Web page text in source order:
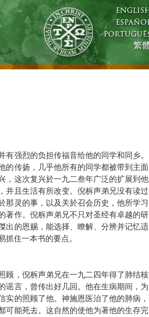
强烈的负担传福音给他的同学和同乡。
的传扬，几乎他所有的同学都被带到主面
，这次复兴於一九二叁年广泛的扩展到他
并且生活有所改变。倪柝声弟兄没有读过
那灵的事，以及关於召会历史，他所学习
著作。倪柝声弟兄不只对圣经有卓越的研
出的恩赐，能选择、瞭解、分辨并记忆适
抓住一本书的要点。
顾，倪柝声弟兄在一九二四年得了肺结核
谣言，曾传出好几回。他在生病期间，为
实的照顾了他。神施恩医治了他的肺病，
可能死去。这自然的使他为著他的生存完